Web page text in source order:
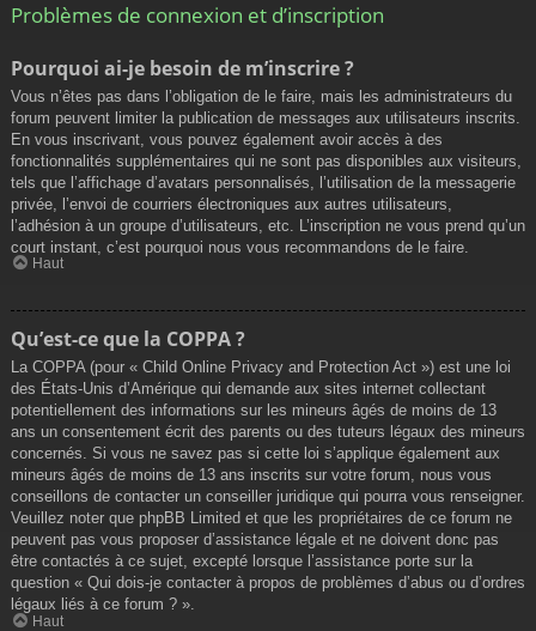
Problèmes de connexion et d’inscription
Pourquoi ai-je besoin de m’inscrire ?
Vous n’êtes pas dans l’obligation de le faire, mais les administrateurs du
forum peuvent limiter la publication de messages aux utilisateurs inscrits.
En vous inscrivant, vous pouvez également avoir accès à des
fonctionnalités supplémentaires qui ne sont pas disponibles aux visiteurs,
tels que l’affichage d’avatars personnalisés, l’utilisation de la messagerie
privée, l’envoi de courriers électroniques aux autres utilisateurs,
l’adhésion à un groupe d’utilisateurs, etc. L’inscription ne vous prend qu’un
court instant, c’est pourquoi nous vous recommandons de le faire.
Haut
Qu’est-ce que la COPPA ?
La COPPA (pour « Child Online Privacy and Protection Act ») est une loi
des États-Unis d’Amérique qui demande aux sites internet collectant
potentiellement des informations sur les mineurs âgés de moins de 13
ans un consentement écrit des parents ou des tuteurs légaux des mineurs
concernés. Si vous ne savez pas si cette loi s’applique également aux
mineurs âgés de moins de 13 ans inscrits sur votre forum, nous vous
conseillons de contacter un conseiller juridique qui pourra vous renseigner.
Veuillez noter que phpBB Limited et que les propriétaires de ce forum ne
peuvent pas vous proposer d’assistance légale et ne doivent donc pas
être contactés à ce sujet, excepté lorsque l’assistance porte sur la
question « Qui dois-je contacter à propos de problèmes d’abus ou d’ordres
légaux liés à ce forum ? ».
Haut